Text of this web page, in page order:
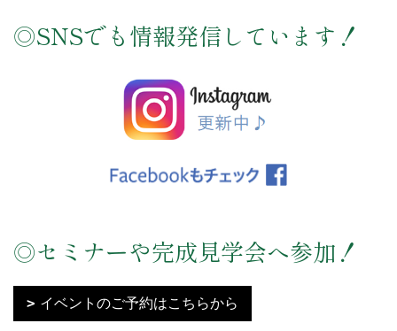
◎SNSでも情報発信しています！
◎セミナーや完成見学会へ参加！
イベントのご予約はこちらから